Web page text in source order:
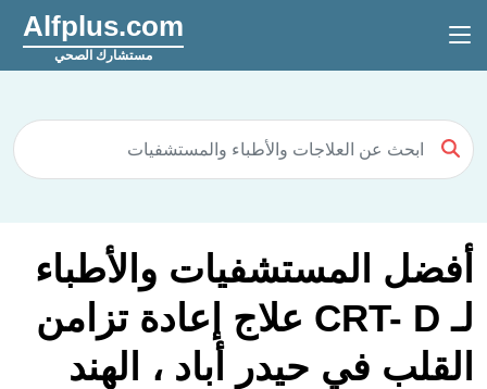
Alfplus.com
مستشارك الصحي
أفضل المستشفيات والأطباء
لـ CRT- D علاج إعادة تزامن
القلب في حيدر أباد ، الهند